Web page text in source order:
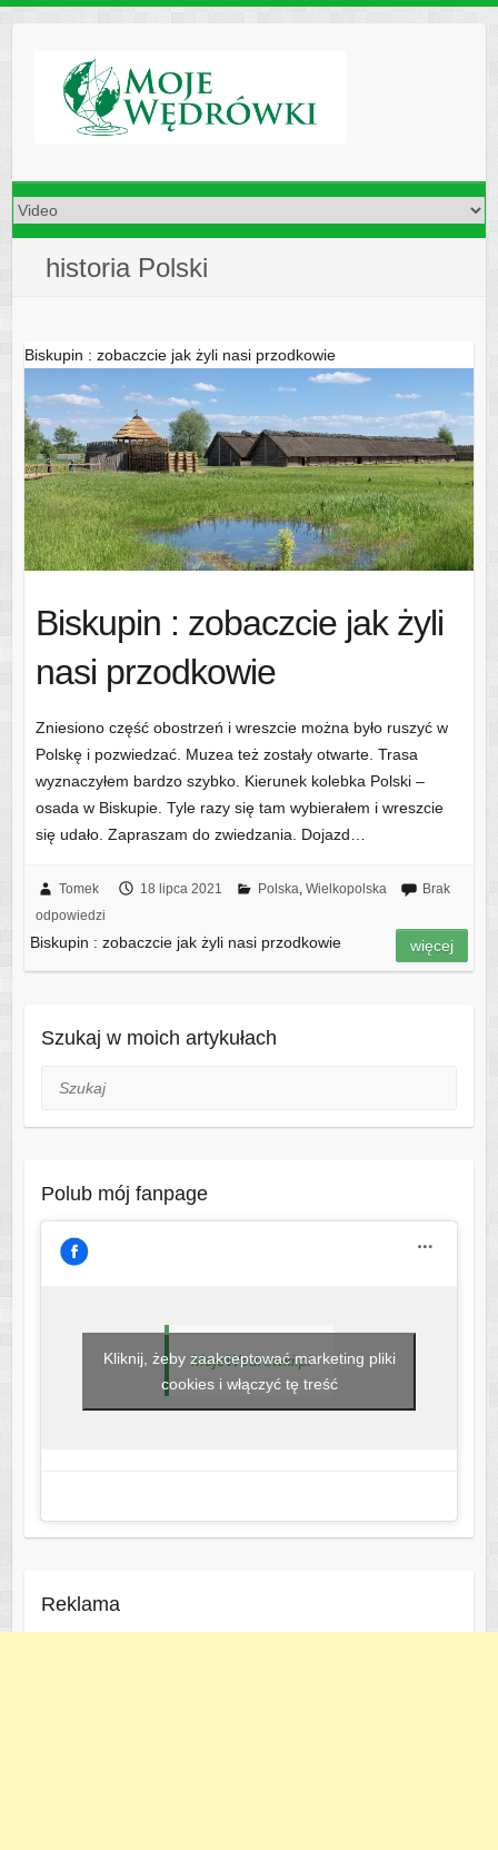
historia Polski
Biskupin : zobaczcie jak żyli nasi przodkowie
Biskupin : zobaczcie jak żyli
nasi przodkowie
Zniesiono część obostrzeń i wreszcie można było ruszyć w
Polskę i pozwiedzać. Muzea też zostały otwarte. Trasa
wyznaczyłem bardzo szybko. Kierunek kolebka Polski –
osada w Biskupie. Tyle razy się tam wybierałem i wreszcie
się udało. Zapraszam do zwiedzania. Dojazd…
Tomek 18 lipca 2021 Polska, Wielkopolska
Brak
odpowiedzi
Biskupin : zobaczcie jak żyli nasi przodkowie więcej
Szukaj w moich artykułach
Szukaj
Polub mój fanpage
MojeWedrowki.pl
Kliknij, żeby zaakceptować marketing pliki
cookies i włączyć tę treść
Reklama